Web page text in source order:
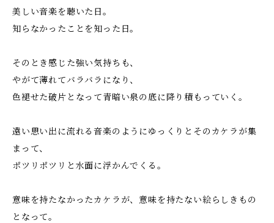
美しい音楽を聴いた日。
知らなかったことを知った日。
そのとき感じた強い気持ちも、
やがて薄れてバラバラになり、
色褪せた破片となって青暗い泉の底に降り積もっていく。
遠い思い出に流れる音楽のようにゆっくりとそのカケラが集
まって、
ポツリポツリと水面に浮かんでくる。
意味を持たなかったカケラが、意味を持たない絵らしきもの
となって。